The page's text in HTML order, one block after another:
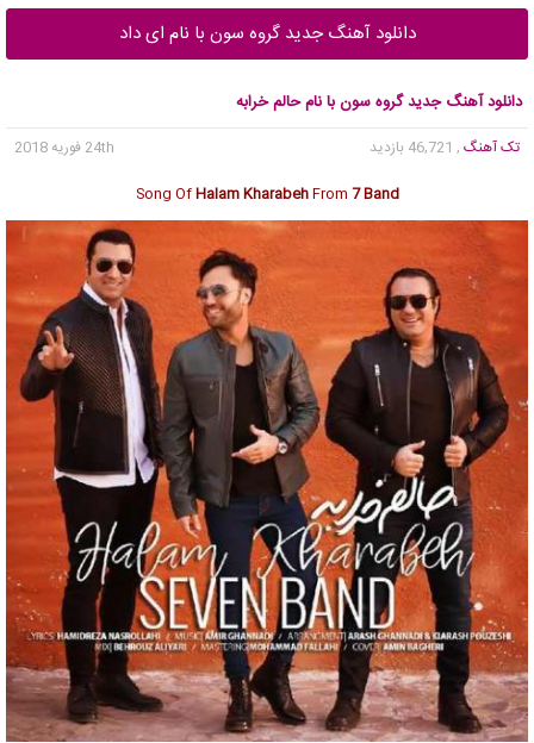
دانلود آهنگ جدید گروه سون با نام ای داد
دانلود آهنگ جدید گروه سون با نام حالم خرابه
تک آهنگ , 46,721 بازدید
24th فوریه 2018
Song OfHalam KharabehFrom 7 Band